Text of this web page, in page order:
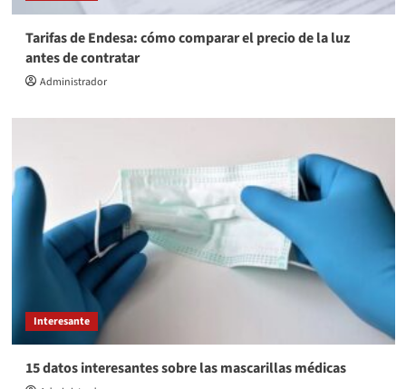
Tarifas de Endesa: cómo comparar el precio de la luz
antes de contratar
Administrador
Interesante
15 datos interesantes sobre las mascarillas médicas